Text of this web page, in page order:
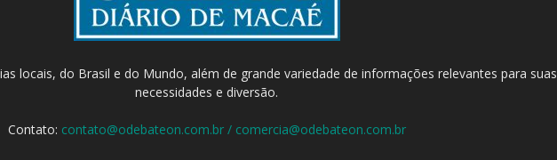
locais, do Brasil e do Mundo, além de grande variedade de informações relevantes para suas
necessidades e diversão.
Contato: contato@odebateon.com.br / comercia@odebateon.com.br